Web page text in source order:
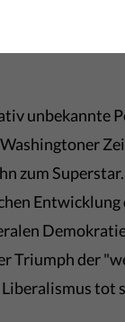
unbekannte
Washingtoner
zum
Triumph der
tot